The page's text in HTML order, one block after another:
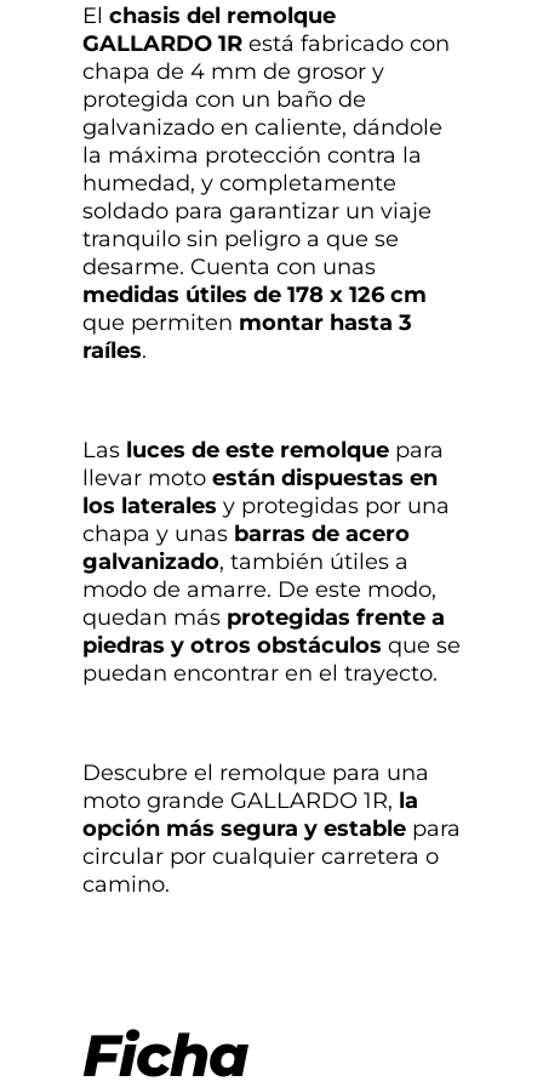
El chasis del remolque
GALLARDO 1R está fabricado con
chapa de 4 mm de grosor y
protegida con un baño de
galvanizado en caliente, dándole
la máxima protección contra la
humedad, y completamente
soldado para garantizar un viaje
tranquilo sin peligro a que se
desarme. Cuenta con unas
medidas útiles de 178 x 126 cm
que permiten montar hasta 3
raíles.
Las luces de este remolque para
llevar moto están dispuestas en
los laterales y protegidas por una
chapa y unas barras de acero
galvanizado, también útiles a
modo de amarre. De este modo,
quedan más protegidas frente a
piedras y otros obstáculos que se
puedan encontrar en el trayecto.
Descubre el remolque para una
moto grande GALLARDO 1R, la
opción más segura y estable para
circular por cualquier carretera o
camino.
Ficha